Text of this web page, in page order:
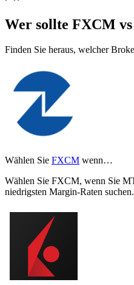
Wer sollte FXCM
Finden Sie heraus, welcher
Wählen Sie FXCM wenn…
Wählen Sie FXCM, wenn Sie
niedrigsten Margin-Raten suchen.